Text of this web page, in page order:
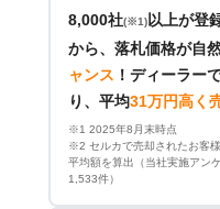
8,000社(※1) 以上が登
から、落札価格が自
ャンス ！ ディーラー
り、平均31万円高く
※1 2025年8月末時点
※2 セルカで売却されたお客
平均額を算出（当社実施アン
1,533件）